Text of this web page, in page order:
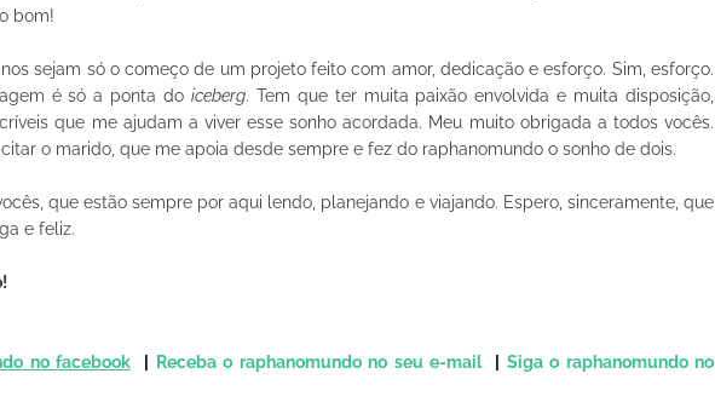
bom!
sejam só o começo de um projeto feito com amor, dedicação e esforço. Sim, esforço.
é só a ponta do iceberg. Tem que ter muita paixão envolvida e muita disposição,
que me ajudam a viver esse sonho acordada. Meu muito obrigada a todos vocês.
o marido, que me apoia desde sempre e fez do raphanomundo o sonho de dois.
que estão sempre por aqui lendo, planejando e viajando. Espero, sinceramente, que
e feliz.
no facebook Receba o raphanomundo no seu e-mail| Siga o raphanomundo no